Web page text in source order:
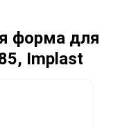
форма для
Implast